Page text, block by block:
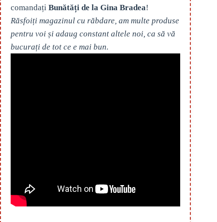
comandați Bunătăți de la Gina Bradea!
Răsfoiți magazinul cu răbdare, am multe produse
pentru voi și adaug constant altele noi, ca să vă
bucurați de tot ce e mai bun.